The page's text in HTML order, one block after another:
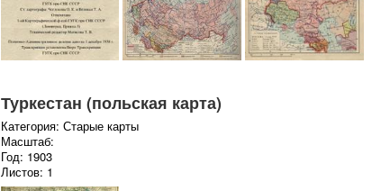
Туркестан (польская карта)
Категория: Старые карты
Масштаб:
Год: 1903
Листов: 1